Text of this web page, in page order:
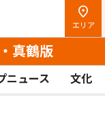
エリア
真鶴版
ニュース 文化